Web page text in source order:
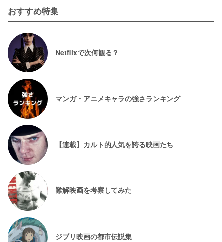
おすすめ特集
Netflixで次何観る？
マンガ・アニメキャラの強さランキング
【連載】カルト的人気を誇る映画たち
難解映画を考察してみた
ジブリ映画の都市伝説集